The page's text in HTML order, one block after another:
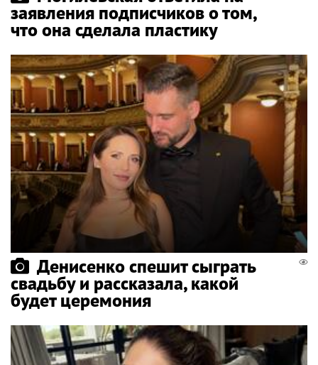
заявления подписчиков о том,
что она сделала пластику
Денисенко спешит сыграть
свадьбу и рассказала, какой
будет церемония